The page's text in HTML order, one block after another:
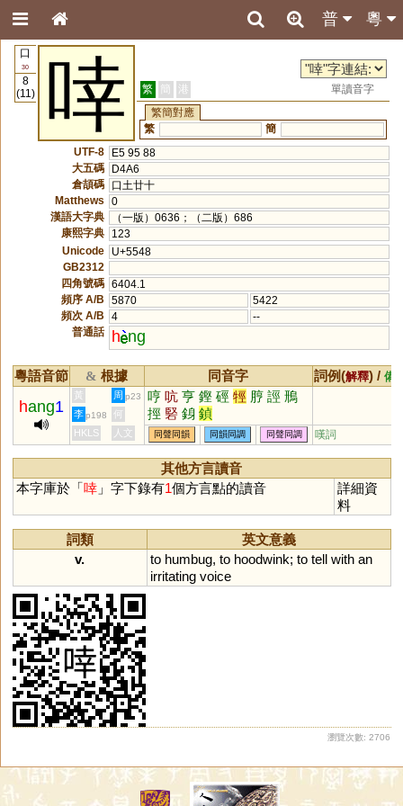
粵
普
口
30
8
(11)
啈 繁 簡 港
單讀音字
繁簡對應
繁
簡
UTF-8
E5 95 88
大五碼
D4A6
倉頡碼
口土廿十
Matthews
0
漢語大字典
（一版）0636；（二版）686
康熙字典
123
Unicode
U+5548
GB2312
四角號碼 6404.1
頻序 A/B
5870
5422
頻次 A/B
4
--
普通話
h ng
粵語音節 & 根據 同音字 詞例(解釋) / 備
hang1
黃 周 p23 哼 吭 亨 鏗 硜 牼 脝 誙 鳽
挳 硻 銵 鍞
李 p198
何
HKLS
人文 同聲同韻 同韻同調 同聲同調 嘆詞
其他方言讀音
本字庫於「 啈」字下錄有1個方言點的讀音
詳細資
料
詞類
英文意義
v.
to humbug, to hoodwink; to tell with an
irritating voice
瀏覽次數: 2706